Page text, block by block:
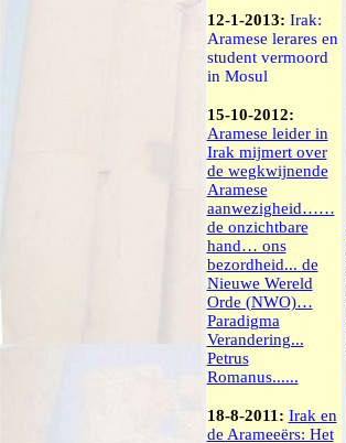
12-1-2013: Irak:
Aramese lerares en
student vermoord
in Mosul
15-10-2012:
Aramese leider in
Irak mijmert over
de wegkwijnende
Aramese
aanwezigheid……
de onzichtbare
hand… ons
bezordheid... de
Nieuwe Wereld
Orde (NWO)…
Paradigma
Verandering...
Petrus
Romanus......
18-8-2011: Irak en
de Arameeërs: Het